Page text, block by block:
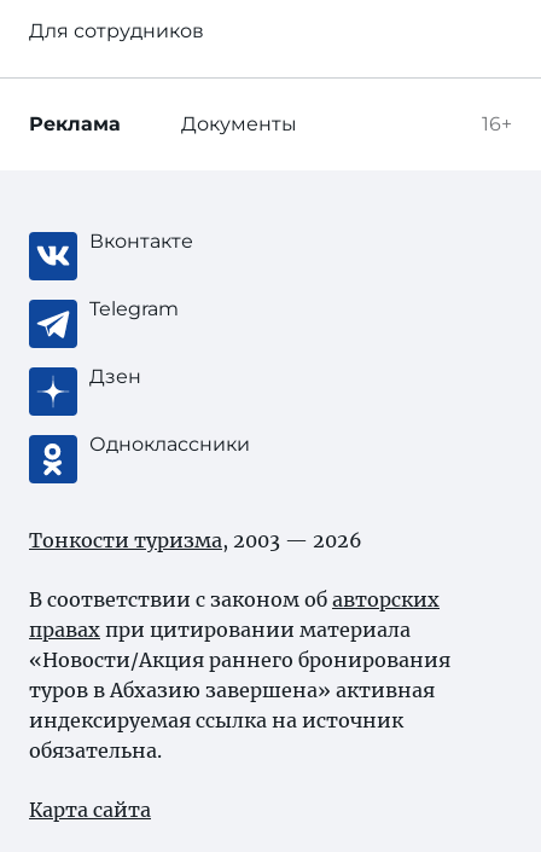
Для сотрудников
16+
Реклама Документы
Вконтакте
Telegram
Дзен
Одноклассники
Тонкости туризма, 2003 — 2026
В соответствии с законом об авторских
правах при цитировании материала
«Новости/Акция раннего бронирования
туров в Абхазию завершена» активная
индексируемая ссылка на источник
обязательна.
Карта сайта